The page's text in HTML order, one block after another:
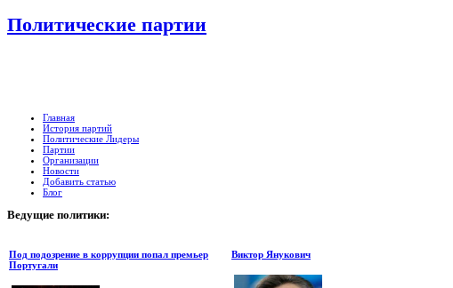
Политические партии
Главная
История партий
Политические Лидеры
Партии
Организации
Новости
Добавить статью
Блог
Ведущие политики:
Под подозрение в коррупции попал премьер
Португали
Виктор Янукович